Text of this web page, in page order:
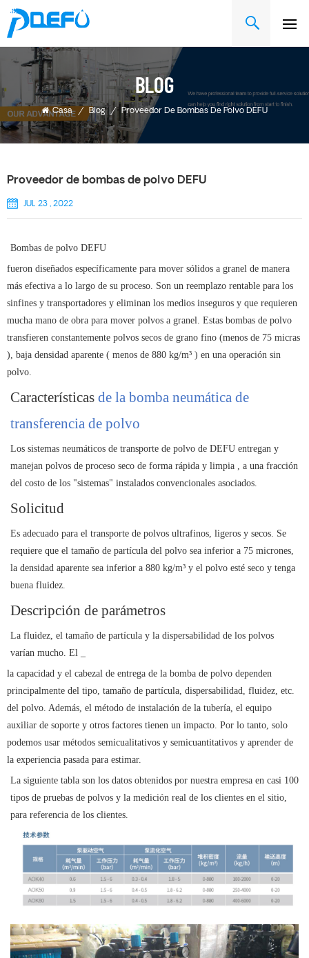
BLOG
Casa / Blog / Proveedor De Bombas De Polvo DEFU
Proveedor de bombas de polvo DEFU
JUL 23 , 2022
Bombas de polvo DEFU
fueron diseñados específicamente para mover sólidos a granel de manera
más efectiva a lo largo de su proceso. Son un reemplazo rentable para los
sinfines y transportadores y eliminan los medios inseguros y que requieren
mucha mano de obra para mover polvos a granel. Estas bombas de polvo
transfieren constantemente polvos secos de grano fino (menos de 75 micras
), baja densidad aparente ( menos de 880 kg/m³ ) en una operación sin
polvo.
Características de la bomba neumática de
transferencia de polvo
Los sistemas neumáticos de transporte de polvo de DEFU entregan y
manejan polvos de proceso seco de forma rápida y limpia , a una fracción
del costo de los "sistemas" instalados convencionales asociados.
Solicitud
Es adecuado para el transporte de polvos ultrafinos, ligeros y secos. Se
requiere que el tamaño de partícula del polvo sea inferior a 75 micrones,
la densidad aparente sea inferior a 880 kg/m³ y el polvo esté seco y tenga
buena fluidez.
Descripción de parámetros
La fluidez, el tamaño de partícula y la dispersabilidad de los polvos
varían mucho. El
la capacidad y el cabezal de entrega de la bomba de polvo dependen
principalmente del tipo, tamaño de partícula, dispersabilidad, fluidez, etc.
del polvo. Además, el método de instalación de la tubería, el equipo
auxiliar de soporte y otros factores tienen un impacto. Por lo tanto, solo
podemos usar métodos semicualitativos y semicuantitativos y aprender de
la experiencia pasada para estimar.
La siguiente tabla son los datos obtenidos por nuestra empresa en casi 100
tipos de pruebas de polvos y la medición real de los clientes en el sitio,
para referencia de los clientes.